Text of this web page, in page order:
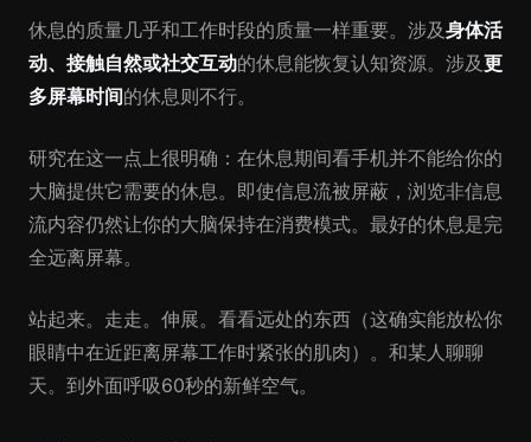
休息的质量几乎和工作时段的质量一样重要。涉及身体活
动、接触自然或社交互动的休息能恢复认知资源。涉及更
多屏幕时间的休息则不行。
研究在这一点上很明确：在休息期间看手机并不能给你的
大脑提供它需要的休息。即使信息流被屏蔽，浏览非信息
流内容仍然让你的大脑保持在消费模式。最好的休息是完
全远离屏幕。
站起来。走走。伸展。看看远处的东西（这确实能放松你
眼睛中在近距离屏幕工作时紧张的肌肉）。和某人聊聊
天。到外面呼吸60秒的新鲜空气。